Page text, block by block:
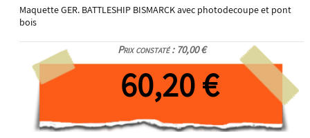
Maquette GER. BATTLESHIP BISMARCK avec photodecoupe et pont
bois
Prix constaté : 70,00 €
60,20 €